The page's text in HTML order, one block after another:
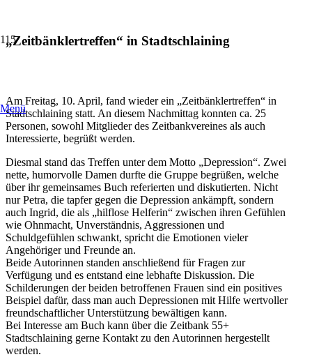
Menü
„Zeitbänklertreffen“ in Stadtschlaining
Am Freitag, 10. April, fand wieder ein „Zeitbänklertreffen“ in
Stadtschlaining statt. An diesem Nachmittag konnten ca. 25
Personen, sowohl Mitglieder des Zeitbankvereines als auch
Interessierte, begrüßt werden.
Diesmal stand das Treffen unter dem Motto „Depression“. Zwei
nette, humorvolle Damen durfte die Gruppe begrüßen, welche
über ihr gemeinsames Buch referierten und diskutierten. Nicht
nur Petra, die tapfer gegen die Depression ankämpft, sondern
auch Ingrid, die als „hilflose Helferin“ zwischen ihren Gefühlen
wie Ohnmacht, Unverständnis, Aggressionen und
Schuldgefühlen schwankt, spricht die Emotionen vieler
Angehöriger und Freunde an.
Beide Autorinnen standen anschließend für Fragen zur
Verfügung und es entstand eine lebhafte Diskussion. Die
Schilderungen der beiden betroffenen Frauen sind ein positives
Beispiel dafür, dass man auch Depressionen mit Hilfe wertvoller
freundschaftlicher Unterstützung bewältigen kann.
Bei Interesse am Buch kann über die Zeitbank 55+
Stadtschlaining gerne Kontakt zu den Autorinnen hergestellt
werden.